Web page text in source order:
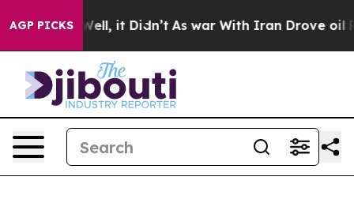
AGP PICKS
Well, it Didn’t As war With Iran Drove oil